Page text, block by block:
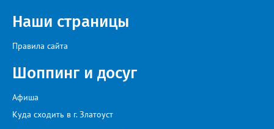
Наши страницы
Правила сайта
Шоппинг и досуг
Афиша
Куда сходить в г. Златоуст